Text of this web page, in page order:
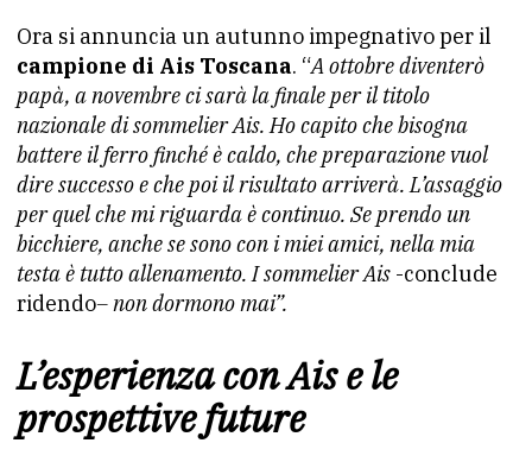
Ora si annuncia un autunno impegnativo per il
campione di Ais Toscana. “A ottobre diventerò
papà, a novembre ci sarà la finale per il titolo
nazionale di sommelier Ais. Ho capito che bisogna
battere il ferro finché è caldo, che preparazione vuol
dire successo e che poi il risultato arriverà. L’assaggio
per quel che mi riguarda è continuo. Se prendo un
bicchiere, anche se sono con i miei amici, nella mia
testa è tutto allenamento. I sommelier Ais -conclude
ridendo– non dormono mai”.
L’esperienza con Ais e le
prospettive future